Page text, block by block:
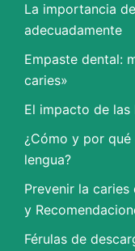
La importancia
adecuadamente
Empaste dental:
caries»
El impacto de
¿Cómo y por
lengua?
Prevenir la
y
Férulas de